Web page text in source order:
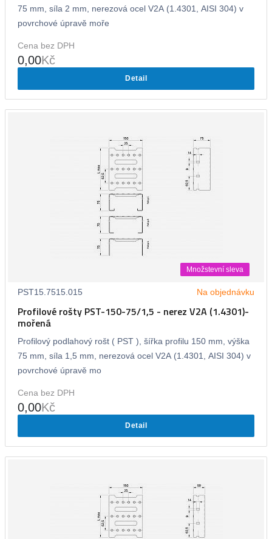
75 mm, síla 2 mm, nerezová ocel V2A (1.4301, AISI 304) v
povrchové úpravě moře
Cena bez DPH
0,00Kč
Detail
Množstevní sleva
PST15.7515.015 Na objednávku
Profilové rošty PST-150-75/1,5 - nerez V2A (1.4301)-
mořená
Profilový podlahový rošt ( PST ), šířka profilu 150 mm, výška
75 mm, síla 1,5 mm, nerezová ocel V2A (1.4301, AISI 304) v
povrchové úpravě mo
Cena bez DPH
0,00Kč
Detail